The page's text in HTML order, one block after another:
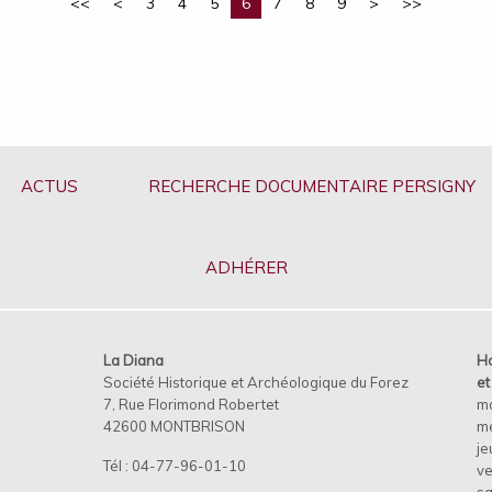
ACTUS RECHERCHE DOCUMENTAIRE PERSIGNY
ADHÉRER
La Diana
Société Historique et Archéologique du Forez
7, Rue Florimond Robertet
42600 MONTBRISON
Tél : 04-77-96-01-10
et